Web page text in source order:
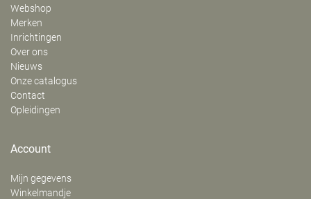
Webshop
Merken
Inrichtingen
Over ons
Nieuws
Onze catalogus
Contact
Opleidingen
Account
Mijn gegevens
Winkelmandje